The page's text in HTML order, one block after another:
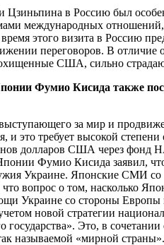
в Россию был
международных
этого визита в Россию
переговоров. В
США, сильно
Фумио Кисида также
за мир и
и это требует высокой
долларов США через фонд
Фумио Кисида заявил,
Украине. Японские СМИ
вопрос о том, насколько
Украине со стороны
новой стратегии
Это, в
называемой «мирной страны».